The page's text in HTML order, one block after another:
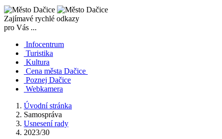
Zajímavé rychlé odkazy
pro Vás ...
Infocentrum
Turistika
Kultura
Cena města Dačice
Poznej Dačice
Webkamera
Úvodní stránka
Samospráva
Usnesení rady
2023/30